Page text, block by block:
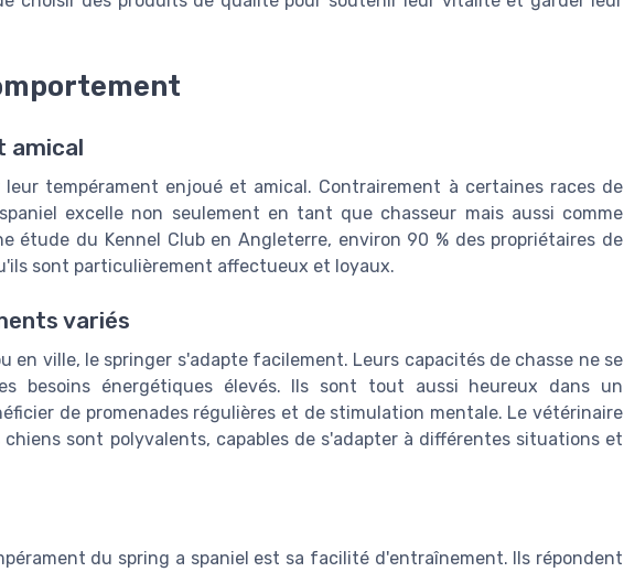
amical
tempérament enjoué et amical. Contrairement à certaines races de
excelle non seulement en tant que chasseur mais aussi comme
étude du Kennel Club en Angleterre, environ 90 % des propriétaires de
sont particulièrement affectueux et loyaux.
variés
en ville, le springer s'adapte facilement. Leurs capacités de chasse ne se
besoins énergétiques élevés. Ils sont tout aussi heureux dans un
de promenades régulières et de stimulation mentale. Le vétérinaire
chiens sont polyvalents, capables de s'adapter à différentes situations et
du spring a spaniel est sa facilité d'entraînement. Ils répondent